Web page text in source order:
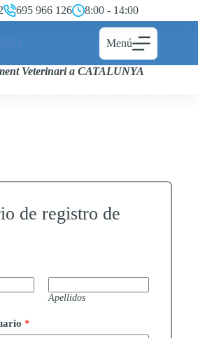
695 966 126 8:00 - 14:00
Menú
Veterinari a CATALUNYA
de registro de
Apellidos
*